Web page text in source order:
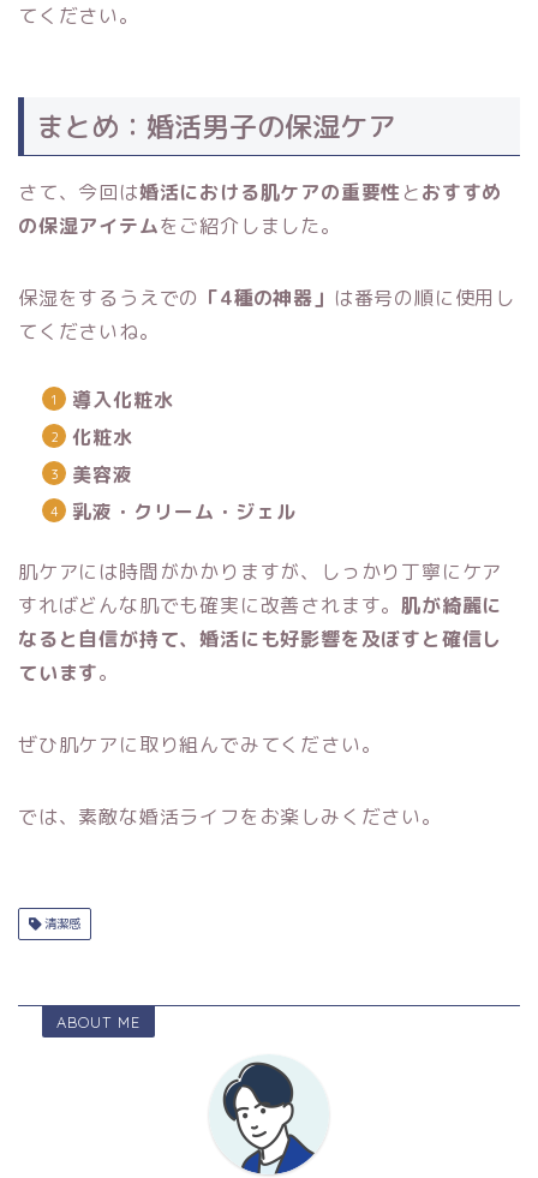
てください。
まとめ：婚活男子の保湿ケア
さて、今回は婚活における肌ケアの重要性 とおすすめ
の保湿アイテムをご紹介しました。
保湿をするうえでの 「4種の神器」 は番号の順に使用し
てくださいね。
導入化粧水
化粧水
美容液
乳液・クリーム・ジェル
肌ケアには時間がかかりますが、しっかり丁寧にケア
すればどんな肌でも確実に改善されます。肌が綺麗に
なると自信が持て、婚活にも好影響を及ぼすと確信し
ています。
ぜひ肌ケアに取り組んでみてください。
では、素敵な婚活ライフをお楽しみください。
清潔感
ABOUT ME